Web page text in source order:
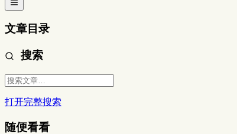
文章目录
搜索
打开完整搜索
随便看看